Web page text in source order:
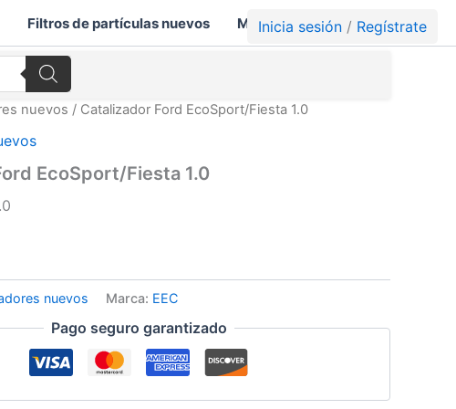
Filtros de partículas nuevos Mi cuenta Carrito
Inicia sesión / Regístrate
nuevos / Catalizador Ford EcoSport/Fiesta 1.0
EcoSport/Fiesta 1.0
nuevos Marca: EEC
Pago seguro garantizado